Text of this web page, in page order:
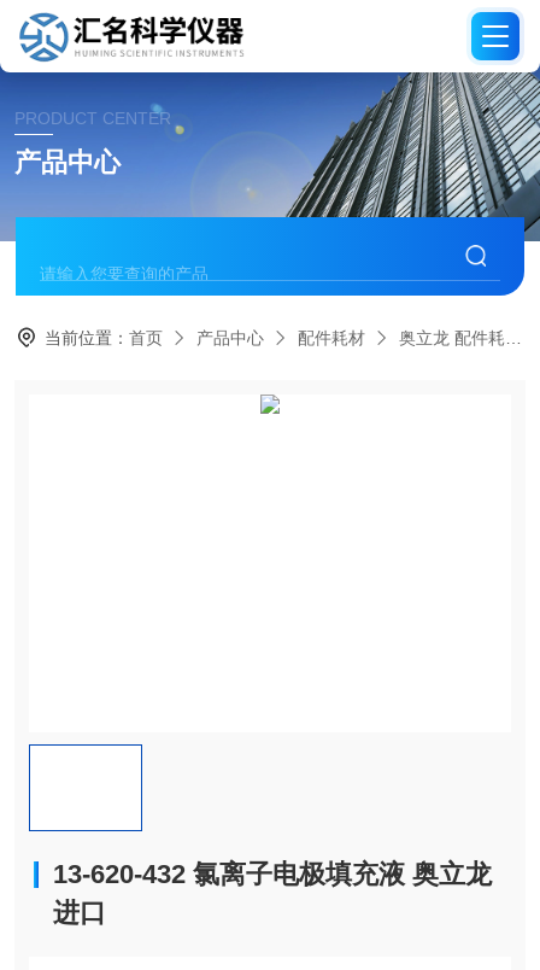
PRODUCT CENTER
产品中心
当前位置：首页 产品中心 配件耗材 奥立龙 配件耗材
13-620-432 氯离子电极填充液 奥立龙
进口